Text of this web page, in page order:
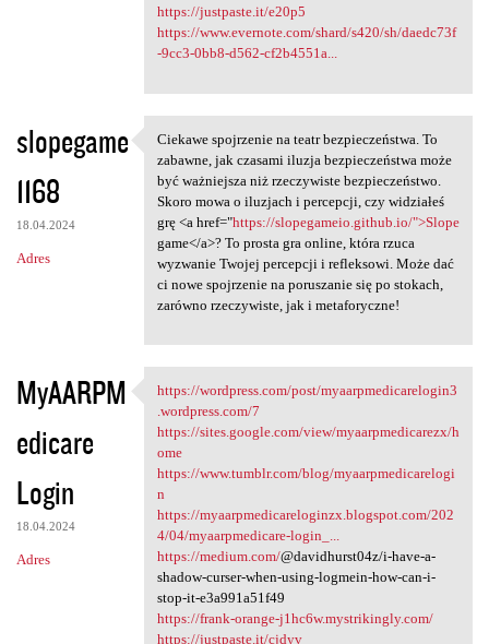
https://justpaste.it/e20p5
https://www.evernote.com/shard/s420/sh/daedc73f
-9cc3-0bb8-d562-cf2b4551a...
slopegame
1168
18.04.2024
Adres
Ciekawe spojrzenie na teatr
Ciekawe spojrzenie na teatr bezpieczeństwa. To
zabawne, jak czasami iluzja bezpieczeństwa może
być ważniejsza niż rzeczywiste bezpieczeństwo.
Skoro mowa o iluzjach i percepcji, czy widziałeś
grę <a href="https://slopegameio.github.io/">Slope
game</a>? To prosta gra online, która rzuca
wyzwanie Twojej percepcji i refleksowi. Może dać
ci nowe spojrzenie na poruszanie się po stokach,
zarówno rzeczywiste, jak i metaforyczne!
MyAARPM
edicare
Login
18.04.2024
Adres
https://wordpress.com/post
https://wordpress.com/post/myaarpmedicarelogin3
.wordpress.com/7
https://sites.google.com/view/myaarpmedicarezx/h
ome
https://www.tumblr.com/blog/myaarpmedicarelogi
n
https://myaarpmedicareloginzx.blogspot.com/202
4/04/myaarpmedicare-login_...
https://medium.com/@davidhurst04z/i-have-a-
shadow-curser-when-using-logmein-how-can-i-
stop-it-e3a991a51f49
https://frank-orange-j1hc6w.mystrikingly.com/
https://justpaste.it/cjdyv